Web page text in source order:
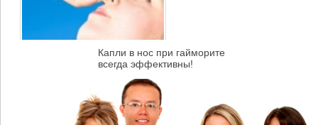
Капли в нос при гайморите
всегда эффективны!